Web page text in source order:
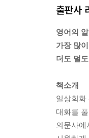
‘(둘 중)
4장 의문
1. What
‘몇·무슨
‘What
알아두면
2. Which
‘어느 노
출판사
영어의
가장 많
더도 덜
책소개
일상회화
대화를
의문사에